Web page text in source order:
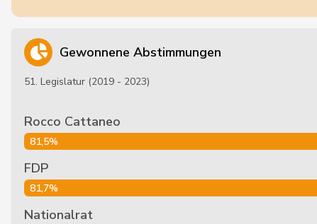
Gewonnene Abstimmungen
51. Legislatur (2019 - 2023)
Rocco Cattaneo
81,5%
FDP
81,7%
Nationalrat